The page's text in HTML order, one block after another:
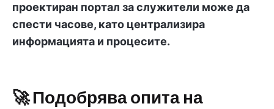
проектиран портал за служители може да
спести часове, като централизира
информацията и процесите.
🚀 Подобрява опита на